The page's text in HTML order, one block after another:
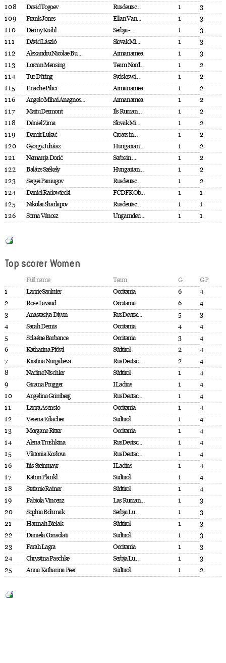
108
David Togoev Rusdeutsc... 1
3
109
Frank Jones Ellan Van... 1
3
110
Denny Krahl Serbja - ... 1
3
111
Dávid László Slovak Mi... 1
3
112
Alexandru Nicolae Bu... Armanamea 1
3
113
Lorcan Mensing Team Nord... 1
2
114
Tue Düring Sydsleswi... 1
2
115
Enache Pilici Armanamea 1
2
116
Angelo Mihai Anagnos... Armanamea 1
2
117
Matiu Dermont Ils Ruman... 1
2
118
Dániel Zima Slovak Mi... 1
2
119
Damir Lukać Croats in... 1
2
120
György Juhász Hungarian... 1
2
121
Nemanja Dorić Serbs in ... 1
2
122
Balázs Székely Hungarian... 1
2
123
Sergei Paniugov Rusdeutsc... 1
2
124
Daniel Radowiecki FC DFK Ob... 1
1
125
Nikolai Sharlapov Rusdeutsc... 1
1
126
Soma Vénosz Ungarndeu... 1 1
Top scorer Women
Full name Team G
GP
1
Laurie Saulnier Occitania 6
4
2
Rose Lavaud Occitania 6
4
3
Anastasiya Diyun RusDeutsc... 5
3
4
Sarah Dernis Occitania 4
4
5
Solaéne Barbance Occitania 3
4
6
Katharina Pföstl Südtirol 2
4
7
Kristina Nurgalieva RusDeutsc... 2
4
8
Nadine Nischler Südtirol 1
4
9
Giuana Prugger I Ladins 1
4
10
Angelina Grimberg RusDeutsc... 1
4
11
Laura Asensio Occitania 1
4
12
Verena Erlacher Südtirol 1
4
13
Morgane Ritter Occitania 1
4
14
Alena Trushkina RusDeutsc... 1
4
15
Viktoriia Kozlova RusDeutsc... 1
4
16
Iris Steinmayr I Ladins 1
4
17
Katrin Plankl Südtirol 1
4
18
Stefanie Rainer Südtirol 1
4
19
Fabiola Vincenz Las Ruman... 1
3
20
Sophia Böhmak Serbja Lu... 1
3
21
Hannah Bielak Südtirol 1
3
22
Daniela Consolati Südtirol 1
3
23
Farah Lagra Occitania 1
3
24
Chrystina Paschke Serbja Lu... 1
3
25
Anna Katharina Peer Südtirol 1 2